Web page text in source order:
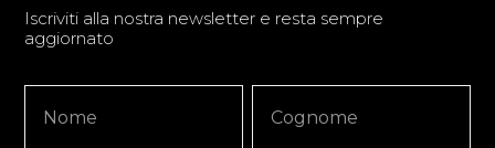
Iscriviti alla nostra newsletter e resta sempre
aggiornato
Signup